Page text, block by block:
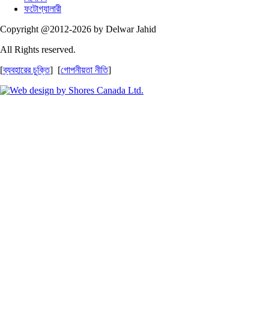
ফটোগ্যালারী
Copyright @2012-2026 by Delwar Jahid
All Rights reserved.
[ব্যবহারের চুক্তি] [গোপনীয়তা নীতি]